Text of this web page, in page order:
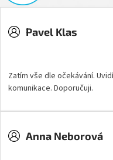
Pavel Klas
Zatím vše dle očekávání.
komunikace. Doporučuji.
Anna Neborová